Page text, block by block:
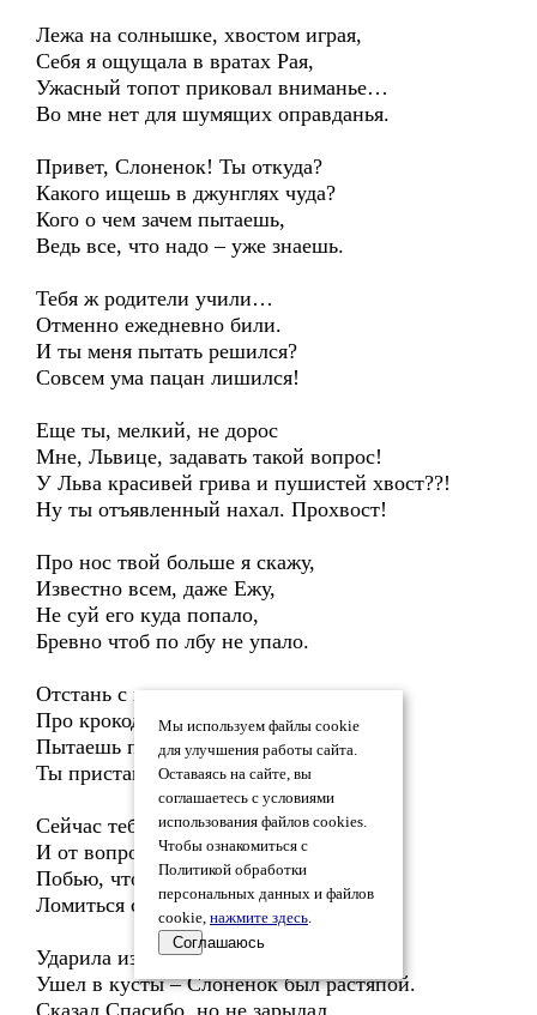
Лежа на солнышке, хвостом играя,
Себя я ощущала в вратах Рая,
Ужасный топот приковал вниманье…
Во мне нет для шумящих оправданья.
Привет, Слоненок! Ты откуда?
Какого ищешь в джунглях чуда?
Кого о чем зачем пытаешь,
Ведь все, что надо – уже знаешь.
Тебя ж родители учили…
Отменно ежедневно били.
И ты меня пытать решился?
Совсем ума пацан лишился!
Еще ты, мелкий, не дорос
Мне, Львице, задавать такой вопрос!
У Льва красивей грива и пушистей хвост??!
Ну ты отъявленный нахал. Прохвост!
Про нос твой больше я скажу,
Известно всем, даже Ежу,
Не суй его куда попало,
Бревно чтоб по лбу не упало.
Отстань с вопросом про еду,
Про крокодила. Ерунду
Пытаешь полчаса, нахал,
Ты приставучей, чем шакал.
Сейчас тебя я проучу
И от вопросов отучу.
Побью, чтоб не было привычки,
Ломиться с любопытством в лички.
Ударила изящно мягкой лапой,
Ушел в кусты – Слоненок был растяпой.
Сказал Спасибо, но не зарыдал…
Мы используем файлы cookie
для улучшения работы сайта.
Оставаясь на сайте, вы
соглашаетесь с условиями
использования файлов cookies.
Чтобы ознакомиться с
Политикой обработки
персональных данных и файлов
cookie, нажмите здесь.
Соглашаюсь